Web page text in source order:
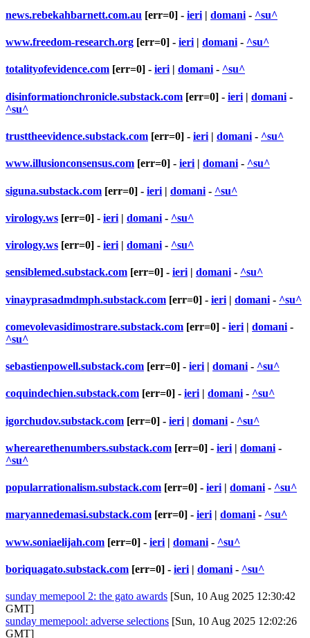
news.rebekahbarnett.com.au [err=0] - ieri | domani - ^su^
www.freedom-research.org [err=0] - ieri | domani - ^su^
totalityofevidence.com [err=0] - ieri| domani- ^su^
disinformationchronicle.substack.com [err=0] - ieri | domani -
^su^
trusttheevidence.substack.com [err=0] - ieri | domani - ^su^
www.illusionconsensus.com [err=0] - ieri | domani - ^su^
siguna.substack.com [err=0] - ieri | domani - ^su^
virology.ws [err=0] - ieri | domani - ^su^
virology.ws [err=0] - ieri | domani - ^su^
sensiblemed.substack.com [err=0] - ieri | domani - ^su^
vinayprasadmdmph.substack.com [err=0] - ieri | domani - ^su^
comevolevasidimostrare.substack.com [err=0] - ieri | domani -
^su^
sebastienpowell.substack.com [err=0] - ieri | domani - ^su^
coquindechien.substack.com [err=0] - ieri | domani - ^su^
igorchudov.substack.com [err=0] - ieri | domani - ^su^
wherearethenumbers.substack.com [err=0] - ieri | domani -
^su^
popularrationalism.substack.com [err=0] - ieri | domani - ^su^
maryannedemasi.substack.com [err=0] - ieri| domani- ^su^
www.soniaelijah.com [err=0] - ieri | domani - ^su^
boriquagato.substack.com [err=0] - ieri | domani - ^su^
sunday memepool 2: the gato awards [Sun, 10 Aug 2025 12:30:42
GMT]
sunday memepool: adverse selections [Sun, 10 Aug 2025 12:02:26
GMT]